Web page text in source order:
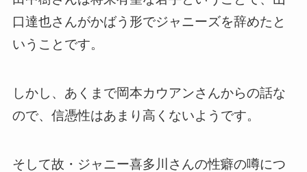
口達也さんがかばう形でジャニーズを辞めたと
いうことです。
しかし、あくまで岡本カウアンさんからの話な
ので、信憑性はあまり高くないようです。
そして故・ジャニー喜多川さんの性癖の噂につ